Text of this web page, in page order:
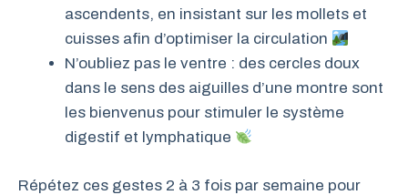
ascendents, en insistant sur les mollets et
cuisses afin d’optimiser la circulation
N’oubliez pas le ventre : des cercles doux
dans le sens des aiguilles d’une montre sont
les bienvenus pour stimuler le système
digestif et lymphatique
Répétez ces gestes 2 à 3 fois par semaine pour